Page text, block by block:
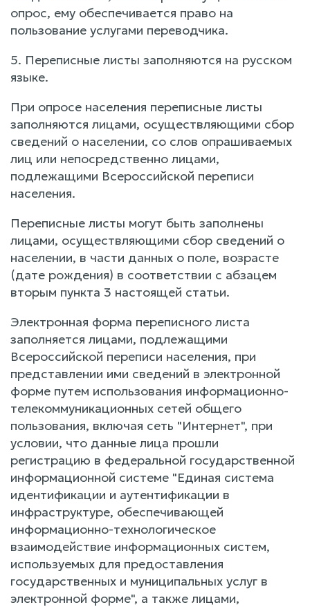
опрос, ему обеспечивается право на
пользование услугами переводчика.
5. Переписные листы заполняются на русском
языке.
При опросе населения переписные листы
заполняются лицами, осуществляющими сбор
сведений о населении, со слов опрашиваемых
лиц или непосредственно лицами,
подлежащими Всероссийской переписи
населения.
Переписные листы могут быть заполнены
лицами, осуществляющими сбор сведений о
населении, в части данных о поле, возрасте
(дате рождения) в соответствии с абзацем
вторым пункта 3 настоящей статьи.
Электронная форма переписного листа
заполняется лицами, подлежащими
Всероссийской переписи населения, при
представлении ими сведений в электронной
форме путем использования информационно-
телекоммуникационных сетей общего
пользования, включая сеть "Интернет", при
условии, что данные лица прошли
регистрацию в федеральной государственной
информационной системе "Единая система
идентификации и аутентификации в
инфраструктуре, обеспечивающей
информационно-технологическое
взаимодействие информационных систем,
используемых для предоставления
государственных и муниципальных услуг в
электронной форме", а также лицами,